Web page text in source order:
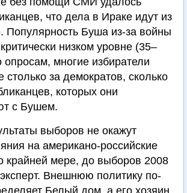
что дела в Ираке идут из
Популярность Буша из-за войны
низком уровне (35–
многие избиратели
столько за демократов, сколько
которых они
с Бушем.
выборов не окажут
на американо-российские
крайней мере, до выборов 2008
эксперт. Внешнюю политику по-
Белый дом, а его хозяин,